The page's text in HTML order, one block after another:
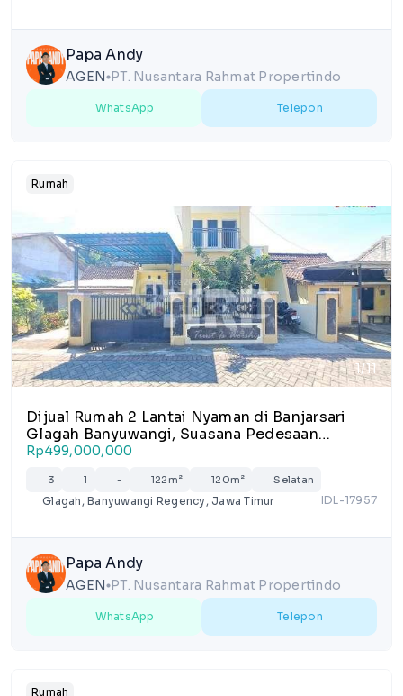
Papa Andy
AGEN lens PT. Nusantara Rahmat Propertindo
WhatsApp Telepon
Rumah
1/11
Dijual Rumah 2 Lantai Nyaman di Banjarsari
Glagah Banyuwangi, Suasana Pedesaan
dengan Akses Mudah ke Kota
Rp499,000,000
3 1 - 122m² 120m² Selatan
Glagah, Banyuwangi Regency, Jawa Timur IDL-17957
Papa Andy
AGEN lens PT. Nusantara Rahmat Propertindo
WhatsApp Telepon
Rumah